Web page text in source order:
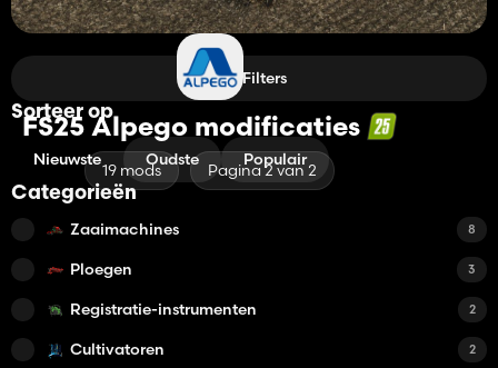
FS25 Alpego modificaties
19 mods Pagina 2 van 2
Filters
Sorteer op
Nieuwste Oudste Populair
Categorieën
Zaaimachines 8
Ploegen 3
Registratie-instrumenten 2
Cultivatoren 2